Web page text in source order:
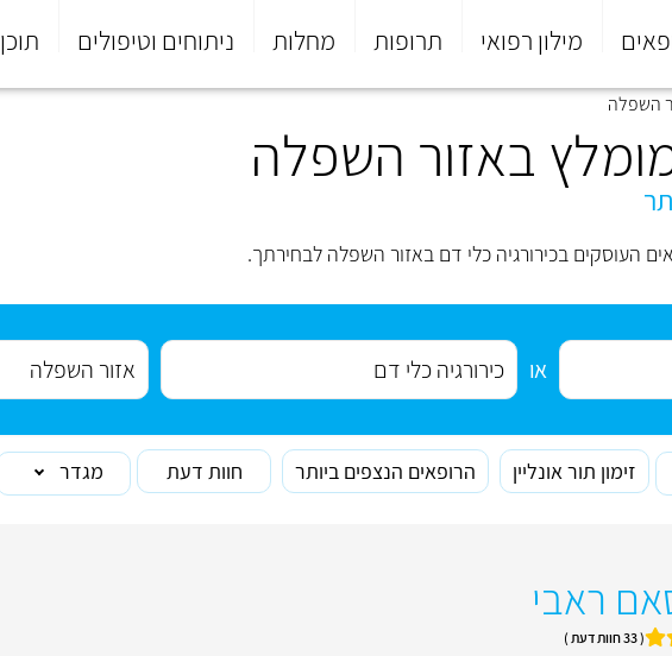
מילון רפואי תרופות מחלות ניתוחים וטיפולים תוכן
השפלה
באזור השפלה
העוסקים בכירורגיה כלי דם באזור השפלה לבחירתך.
או
זימון תור אונליין הרופאים הנצפים ביותר חוות דעת מגדר
ראבי
( 33 חוות דעת )